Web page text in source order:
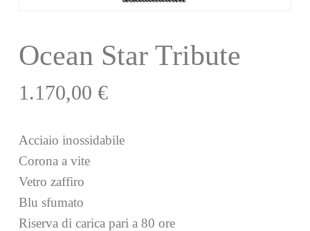
Ocean Star Tribute
1.170,00 €
Acciaio inossidabile
Corona a vite
Vetro zaffiro
Blu sfumato
Riserva di carica pari a 80 ore